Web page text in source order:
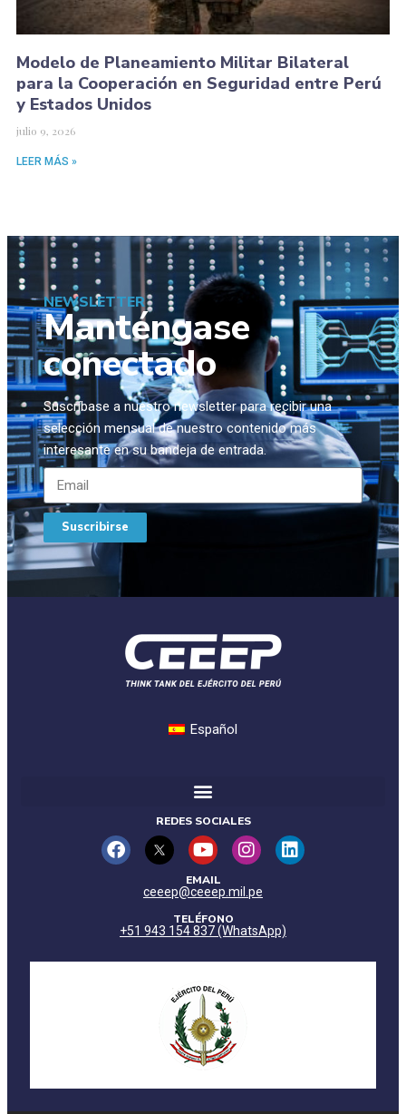
Modelo de Planeamiento Militar Bilateral
para la Cooperación en Seguridad entre Perú
y Estados Unidos
julio 9, 2026
LEER MÁS »
NEWSLETTER
Manténgase
conectado
Suscríbase a nuestro newsletter para recibir una
selección mensual de nuestro contenido más
interesante en su bandeja de entrada.
Suscribirse
Español
REDES SOCIALES
EMAIL
ceeep@ceeep.mil.pe
TELÉFONO
+51 943 154 837 (WhatsApp)